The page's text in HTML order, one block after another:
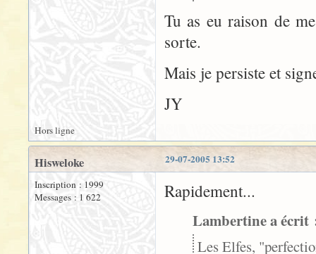
Tu as eu raison de
sorte.
Mais je persiste et
JY
Hors ligne
29-07-2005 13:52
Hisweloke
Inscription : 1999
Messages : 1 622
Rapidement...
Lambertine a écrit
Les Elfes,